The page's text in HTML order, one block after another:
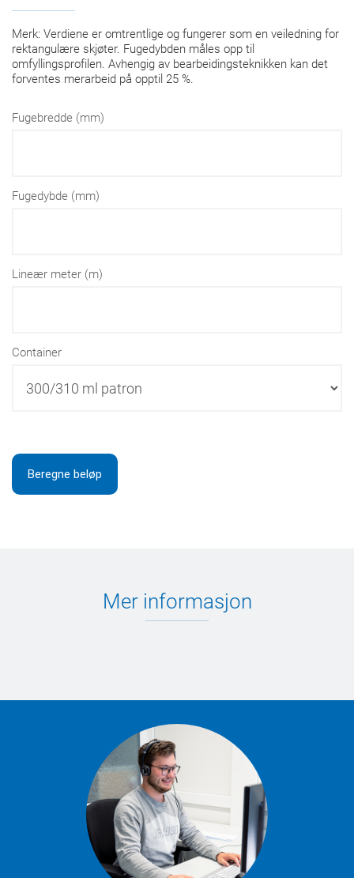
Merk: Verdiene er omtrentlige og fungerer som en veiledning for
rektangulære skjøter. Fugedybden måles opp til
omfyllingsprofilen. Avhengig av bearbeidingsteknikken kan det
forventes merarbeid på opptil 25 %.
Fugebredde (mm)
Fugedybde (mm)
Lineær meter (m)
Container
Beregne beløp
Mer informasjon